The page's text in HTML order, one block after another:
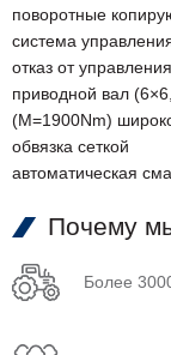
поворотные
система
отказ от
приводной вал
(M=1900Nm)
обвязка сеткой
автоматическая
Почему
Более